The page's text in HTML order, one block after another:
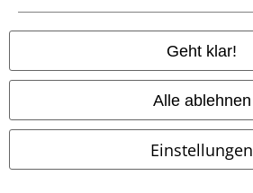
Geht klar!
Alle ablehnen
Einstellungen
Datenschutz
Entsorgung und Umweltschutz
Information zur Barrierefreiheit